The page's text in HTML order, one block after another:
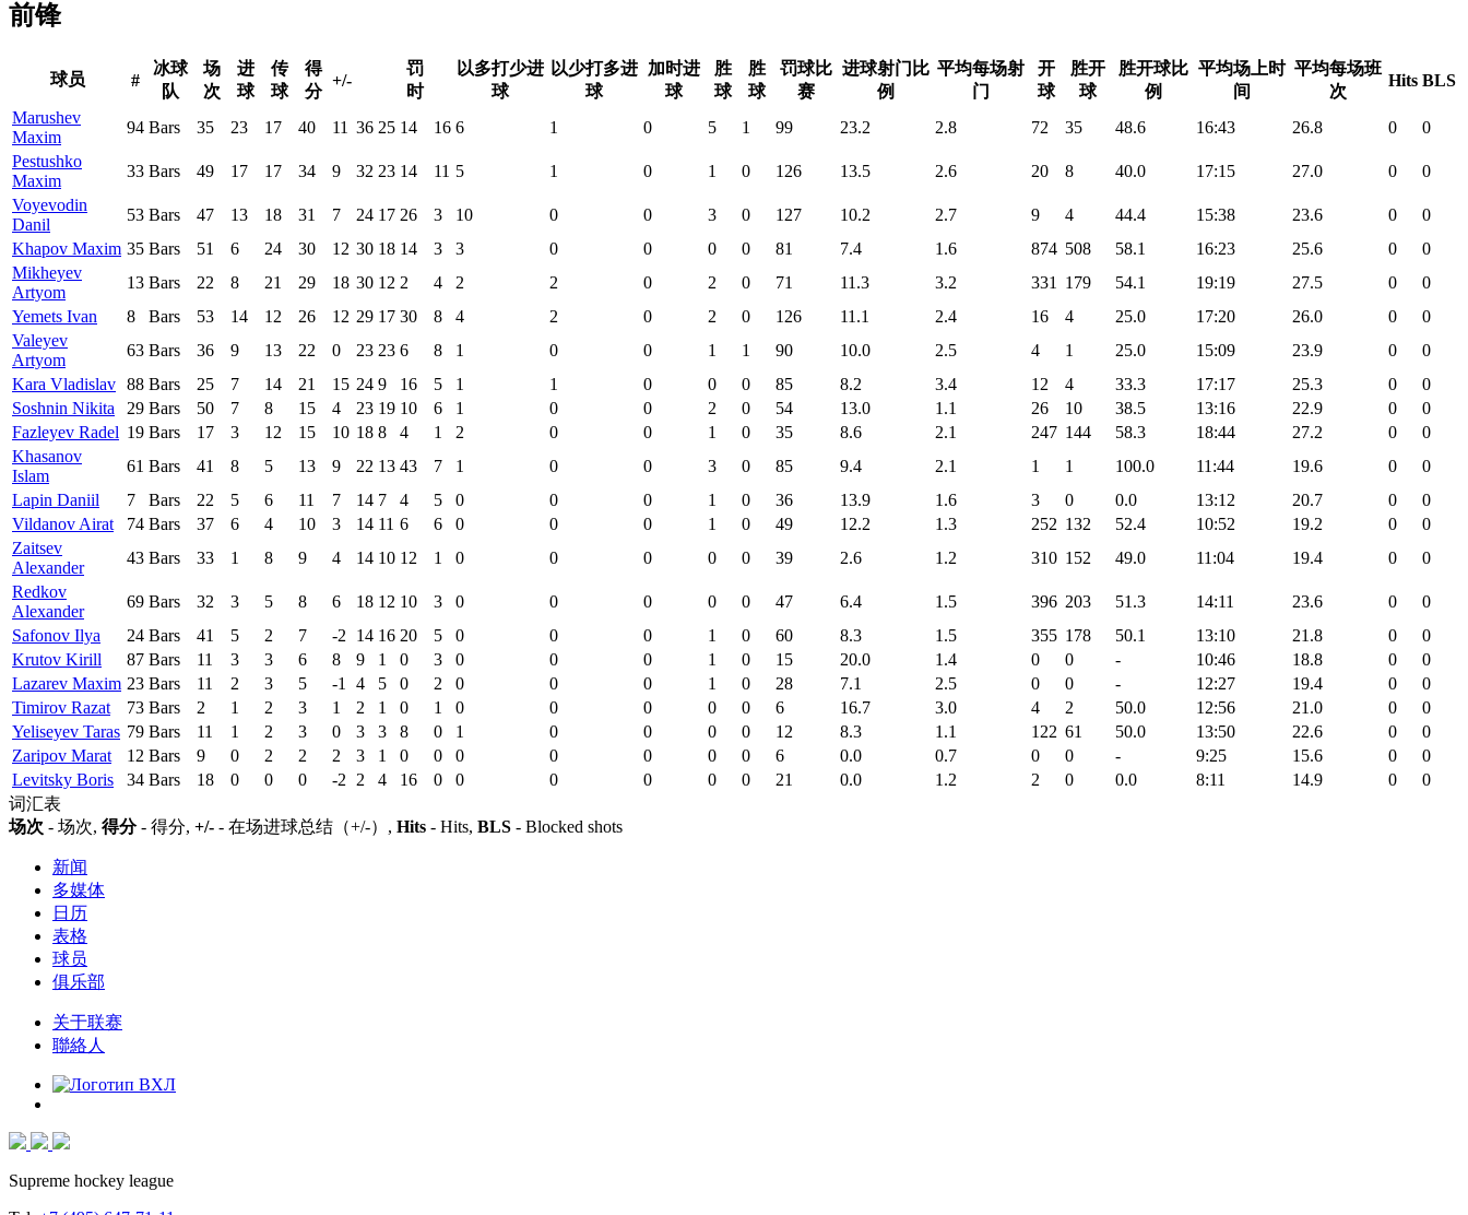
前锋
球员 #
冰球
队
场
次
进
球
传
球
得
分
+/-
罚
时
以多打少进
球
以少打多进
球
加时进
球
胜
球
胜
球
罚球比
赛
进球射门比
例
平均每场射
门
开
球
胜开
球
胜开球比
例
平均场上时
间
平均每场班
次
Hits BLS
Marushev
Maxim
94 Bars 35 23 17 40 11 36 25 14 16 6 1 0 5 1 99 23.2 2.8 72 35 48.6 16:43 26.8 0
0
Pestushko
Maxim
33 Bars 49 17 17 34 9 32 23 14 11 5 1 0 1 0 126 13.5 2.6 20 8 40.0 17:15 27.0 0
0
Voyevodin
Danil
53 Bars 47 13 18 31 7 24 17 26 3 10 0 0 3 0 127 10.2 2.7 9 4 44.4 15:38 23.6 0
0
Khapov Maxim 35 Bars 51 6 24 30 12 30 18 14 3 3 0 0 0 0 81 7.4 1.6 874 508 58.1 16:23 25.6 0
0
Mikheyev
Artyom
13 Bars 22 8 21 29 18 30 12 2 4 2 2 0 2 0 71 11.3 3.2 331 179 54.1 19:19 27.5 0
0
Yemets Ivan
8 Bars 53 14 12 26 12 29 17 30 8 4 2 0 2 0 126 11.1 2.4 16 4 25.0 17:20 26.0 0
0
Valeyev
Artyom
63 Bars 36 9 13 22 0 23 23 6 8 1 0 0 1 1 90 10.0 2.5 4 1 25.0 15:09 23.9 0
0
Kara Vladislav 88 Bars 25 7 14 21 15 24 9 16 5 1 1 0 0 0 85 8.2 3.4 12 4 33.3 17:17 25.3 0
0
Soshnin Nikita
29 Bars 50 7 8 15 4 23 19 10 6 1 0 0 2 0 54 13.0 1.1 26 10 38.5 13:16 22.9 0
0
Fazleyev Radel 19 Bars 17 3 12 15 10 18 8 4 1 2 0 0 1 0 35 8.6 2.1 247 144 58.3 18:44 27.2 0
0
Khasanov
Islam
61 Bars 41 8 5 13 9 22 13 43 7 1 0 0 3 0 85 9.4 2.1 1 1 100.0 11:44 19.6 0
0
Lapin Daniil
7 Bars 22 5 6 11 7 14 7 4 5 0 0 0 1 0 36 13.9 1.6 3 0 0.0 13:12 20.7 0
0
Vildanov Airat
74 Bars 37 6 4 10 3 14 11 6 6 0 0 0 1 0 49 12.2 1.3 252 132 52.4 10:52 19.2 0
0
Zaitsev
Alexander
43 Bars 33 1 8 9 4 14 10 12 1 0 0 0 0 0 39 2.6 1.2 310 152 49.0 11:04 19.4 0
0
Redkov
Alexander
69 Bars 32 3 5 8 6 18 12 10 3 0 0 0 0 0 47 6.4 1.5 396 203 51.3 14:11 23.6 0
0
Safonov Ilya
24 Bars 41 5 2 7 -2 14 16 20 5 0 0 0 1 0 60 8.3 1.5 355 178 50.1 13:10 21.8 0
0
Krutov Kirill
87 Bars 11 3 3 6 8 9 1 0 3 0 0 0 1 0 15 20.0 1.4 0 0 - 10:46 18.8 0
0
Lazarev Maxim 23 Bars 11 2 3 5 -1 4 5 0 2 0 0 0 1 0 28 7.1 2.5 0 0 - 12:27 19.4 0
0
Timirov Razat
73 Bars 2 1 2 3 1 2 1 0 1 0 0 0 0 0 6 16.7 3.0 4 2 50.0 12:56 21.0 0
0
Yeliseyev Taras 79 Bars 11 1 2 3 0 3 3 8 0 1 0 0 0 0 12 8.3 1.1 122 61 50.0 13:50 22.6 0
0
Zaripov Marat
12 Bars 9 0 2 2 2 3 1 0 0 0 0 0 0 0 6 0.0 0.7 0 0 - 9:25 15.6 0
0
Levitsky Boris
34 Bars 18 0 0 0 -2 2 4 16 0 0 0 0 0 0 21 0.0 1.2 2 0 0.0 8:11 14.9 0
0
词汇表
场次 - 场次, 得分- 得分, +/- - 在场进球总结（+/-）, Hits - Hits, BLS - Blocked shots
新闻
多媒体
日历
表格
球员
俱乐部
关于联赛
聯絡人
Supreme hockey league